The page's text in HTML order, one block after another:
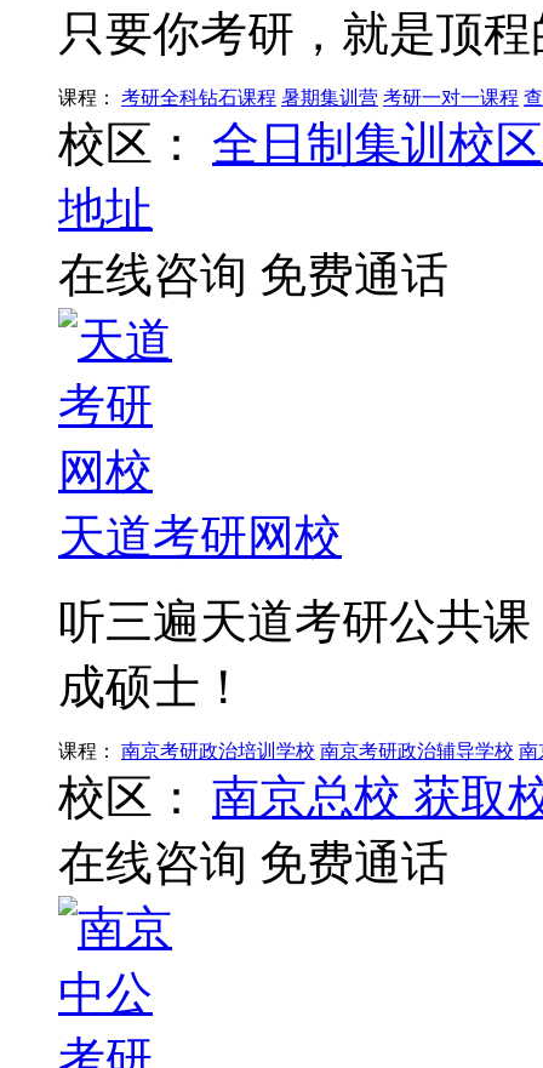
只要你考研，就是顶
课程： 考研全科钻石课程 暑期集训营 考研一对一课程
校区：
全日制集训校区
地址
在线咨询 免费通话
天道考研网校
听三遍天道考研公共
成硕士！
课程： 南京考研政治培训学校 南京考研政治辅导学校 南
校区： 南京总校 获取
在线咨询 免费通话